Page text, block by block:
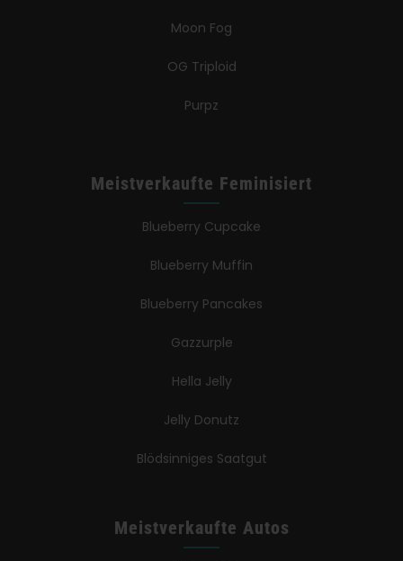
Moon Fog
OG Triploid
Purpz
Meistverkaufte Feminisiert
Blueberry Cupcake
Blueberry Muffin
Blueberry Pancakes
Gazzurple
Hella Jelly
Jelly Donutz
Blödsinniges Saatgut
Meistverkaufte Autos